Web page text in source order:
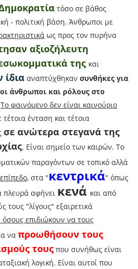
τόσο σε βάθος
- πολιτική βάση. Άνθρωποι με
ως προς τον πυρήνα
αξιοζήλευτη
της και
ίδιααναπτύχθηκαν συνθήκες για
άνθρωποι και ρόλους στο
Το φαινόμενο δεν είναι καινούριο
ένταση και τέτοια
σε ανώτερα στεγανά της
. Είναι σημείο των καιρών. Το
παραγόντων σε τοπικό αλλά
, στα "κεντρικά" όπως
πλευρά αφήνει κενά και από
τους "λίγους" εξαιρετικά
επιδιώκουν να τους
να προωθήσουν τους
τουςπου συνήθως είναι
λογική. Είναι αυτοί που